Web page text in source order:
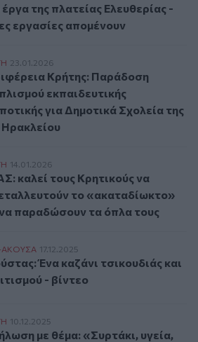
της πλατείας Ελευθερίας -
εργασίες απομένουν
Κρήτης: Παράδοση
23.01.2026
Κρήτης: Παράδοση
εκπαιδευτικής
για Δημοτικά Σχολεία της
καλεί τους Κρητικούς να
14.01.2026
καλεί τους Κρητικούς να
το «ακαταδίωκτο»
παραδώσουν τα όπλα τους
Ένα καζάνι τσικουδιάς και
ΑΚΟΥΣΑ 17.12.2025
Ένα καζάνι τσικουδιάς και
- βίντεο
με θέμα: «Συρτάκι, υγεία,
10.12.2025
με θέμα: «Συρτάκι, υγεία,